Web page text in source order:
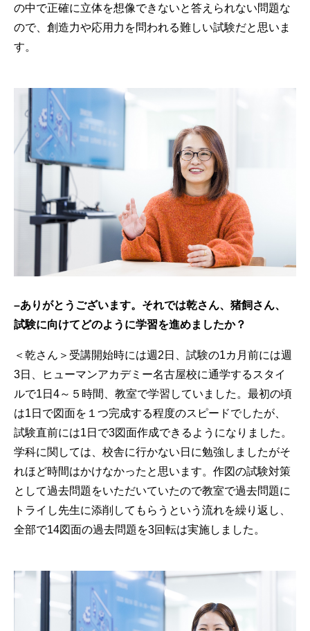
の中で正確に立体を想像できないと答えられない問題な
ので、創造力や応用力を問われる難しい試験だと思いま
す。
–ありがとうございます。それでは乾さん、猪飼さん、
試験に向けてどのように学習を進めましたか？
＜乾さん＞受講開始時には週2日、試験の1カ月前には週
3日、ヒューマンアカデミー名古屋校に通学するスタイ
ルで1日4～５時間、教室で学習していました。最初の頃
は1日で図面を１つ完成する程度のスピードでしたが、
試験直前には1日で3図面作成できるようになりました。
学科に関しては、校舎に行かない日に勉強しましたがそ
れほど時間はかけなかったと思います。作図の試験対策
として過去問題をいただいていたので教室で過去問題に
トライし先生に添削してもらうという流れを繰り返し、
全部で14図面の過去問題を3回転は実施しました。